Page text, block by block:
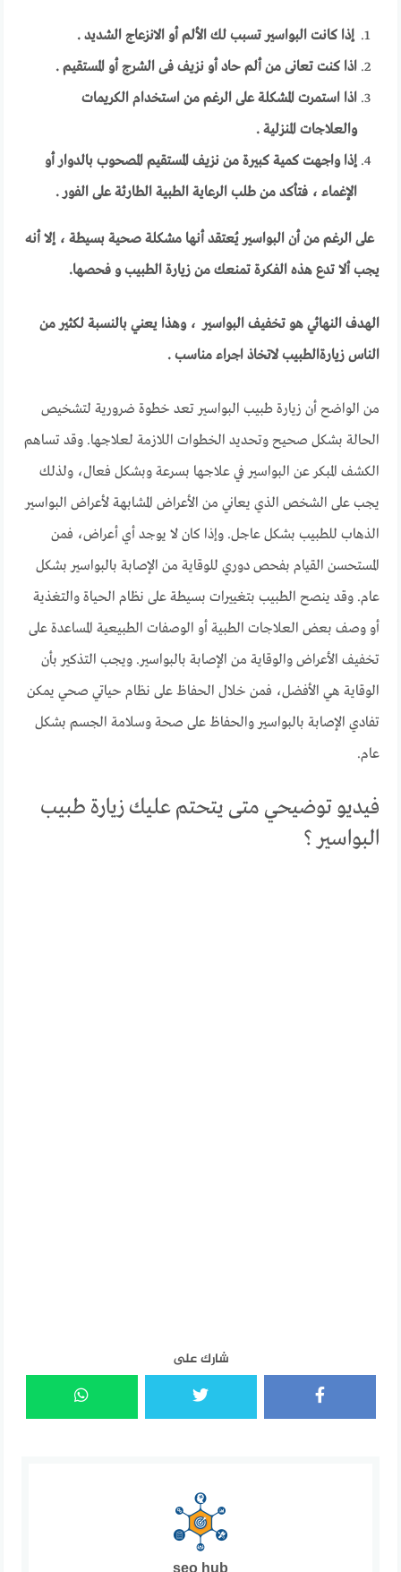
إذا كانت البواسير تسبب لك الألم أو الانزعاج الشديد .
اذا كنت تعانى من ألم حاد أو نزيف فى الشرج أو المستقيم .
اذا استمرت المشكلة على الرغم من استخدام الكريمات
والعلاجات المنزلية .
إذا واجهت كمية كبيرة من نزيف المستقيم المصحوب بالدوار أو
الإغماء ، فتأكد من طلب الرعاية الطبية الطارئة على الفور .
على الرغم من أن البواسير يُعتقد أنها مشكلة صحية بسيطة ، إلا أنه
يجب ألا تدع هذه الفكرة تمنعك من زيارة الطبيب و فحصها.
الهدف النهائي هو تخفيف البواسير ، وهذا يعني بالنسبة لكثير من
الناس زيارةالطبيب لاتخاذ اجراء مناسب .
من الواضح أن زيارة طبيب البواسير تعد خطوة ضرورية لتشخيص
الحالة بشكل صحيح وتحديد الخطوات اللازمة لعلاجها. وقد تساهم
الكشف المبكر عن البواسير في علاجها بسرعة وبشكل فعال، ولذلك
يجب على الشخص الذي يعاني من الأعراض المشابهة لأعراض البواسير
الذهاب للطبيب بشكل عاجل. وإذا كان لا يوجد أي أعراض، فمن
المستحسن القيام بفحص دوري للوقاية من الإصابة بالبواسير بشكل
عام. وقد ينصح الطبيب بتغييرات بسيطة على نظام الحياة والتغذية
أو وصف بعض العلاجات الطبية أو الوصفات الطبيعية المساعدة على
تخفيف الأعراض والوقاية من الإصابة بالبواسير. ويجب التذكير بأن
الوقاية هي الأفضل، فمن خلال الحفاظ على نظام حياتي صحي يمكن
تفادي الإصابة بالبواسير والحفاظ على صحة وسلامة الجسم بشكل
عام.
فيديو توضيحي متى يتحتم عليك زيارة طبيب
البواسير ؟
شارك على